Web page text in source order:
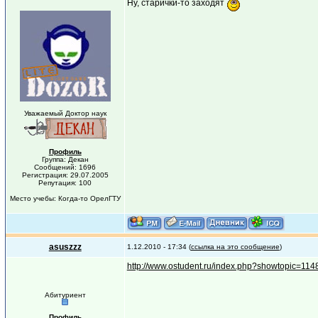
Уважаемый Доктор наук
Профиль
Группа: Декан
Сообщений: 1696
Регистрация: 29.07.2005
Репутация: 100
Место учебы: Когда-то ОрелГТУ
Ну, старички-то заходят
asuszzz 1.12.2010 - 17:34 (ссылка на это сообщение)
Абитуриент
http://www.ostudent.ru/